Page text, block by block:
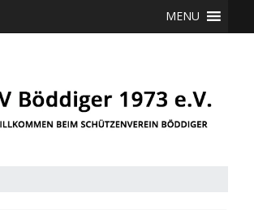
MENU